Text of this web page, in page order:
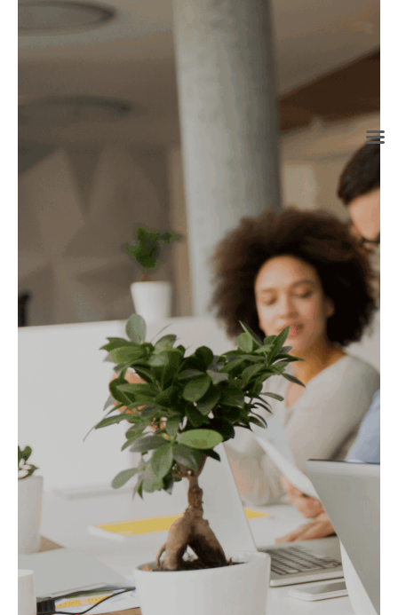
info@grupoconsultoria.com.co
“La cultura no se define, emerge, producto
de intervenir las prácticas cotidianas que la
inhiben o la potencian”. Entendemos la
cultura como un eje fundamental y
estratégico que surge como resultado de la
creación de las condiciones que favorecen al
desarrollo integral compartido entre el ser
humano y la organización.